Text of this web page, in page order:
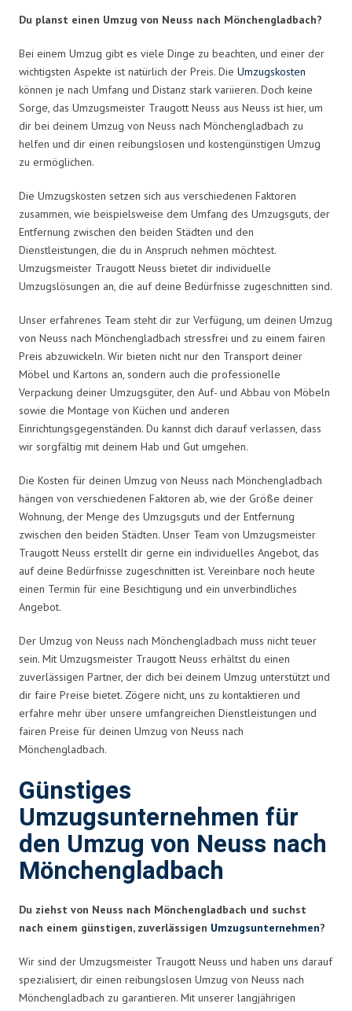
Du planst einen Umzug von Neuss nach Mönchengladbach?
Bei einem Umzug gibt es viele Dinge zu beachten, und einer der
wichtigsten Aspekte ist natürlich der Preis. Die Umzugskosten
können je nach Umfang und Distanz stark variieren. Doch keine
Sorge, das Umzugsmeister Traugott Neuss aus Neuss ist hier, um
dir bei deinem Umzug von Neuss nach Mönchengladbach zu
helfen und dir einen reibungslosen und kostengünstigen Umzug
zu ermöglichen.
Die Umzugskosten setzen sich aus verschiedenen Faktoren
zusammen, wie beispielsweise dem Umfang des Umzugsguts, der
Entfernung zwischen den beiden Städten und den
Dienstleistungen, die du in Anspruch nehmen möchtest.
Umzugsmeister Traugott Neuss bietet dir individuelle
Umzugslösungen an, die auf deine Bedürfnisse zugeschnitten sind.
Unser erfahrenes Team steht dir zur Verfügung, um deinen Umzug
von Neuss nach Mönchengladbach stressfrei und zu einem fairen
Preis abzuwickeln. Wir bieten nicht nur den Transport deiner
Möbel und Kartons an, sondern auch die professionelle
Verpackung deiner Umzugsgüter, den Auf- und Abbau von Möbeln
sowie die Montage von Küchen und anderen
Einrichtungsgegenständen. Du kannst dich darauf verlassen, dass
wir sorgfältig mit deinem Hab und Gut umgehen.
Die Kosten für deinen Umzug von Neuss nach Mönchengladbach
hängen von verschiedenen Faktoren ab, wie der Größe deiner
Wohnung, der Menge des Umzugsguts und der Entfernung
zwischen den beiden Städten. Unser Team von Umzugsmeister
Traugott Neuss erstellt dir gerne ein individuelles Angebot, das
auf deine Bedürfnisse zugeschnitten ist. Vereinbare noch heute
einen Termin für eine Besichtigung und ein unverbindliches
Angebot.
Der Umzug von Neuss nach Mönchengladbach muss nicht teuer
sein. Mit Umzugsmeister Traugott Neuss erhältst du einen
zuverlässigen Partner, der dich bei deinem Umzug unterstützt und
dir faire Preise bietet. Zögere nicht, uns zu kontaktieren und
erfahre mehr über unsere umfangreichen Dienstleistungen und
fairen Preise für deinen Umzug von Neuss nach
Mönchengladbach.
Günstiges
Umzugsunternehmen für
den Umzug von Neuss nach
Mönchengladbach
Du ziehst von Neuss nach Mönchengladbach und suchst
nach einem günstigen, zuverlässigen Umzugsunternehmen?
Wir sind der Umzugsmeister Traugott Neuss und haben uns darauf
spezialisiert, dir einen reibungslosen Umzug von Neuss nach
Mönchengladbach zu garantieren. Mit unserer langjährigen